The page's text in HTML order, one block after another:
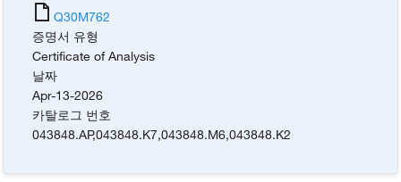
Q30M762
증명서 유형
Certificate of Analysis
날짜
Apr-13-2026
카탈로그 번호
043848.AP,043848.K7,043848.M6,043848.K2